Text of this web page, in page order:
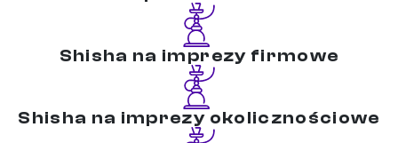
Shisha na imprezy firmowe
Shisha na imprezy okolicznościowe